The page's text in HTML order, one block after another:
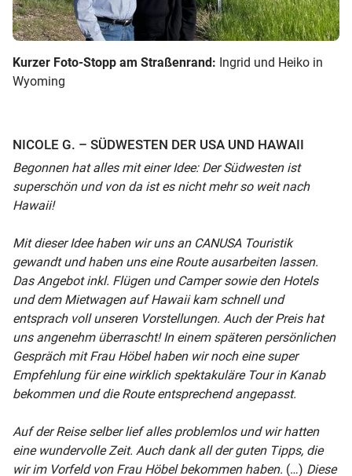
Kurzer Foto-Stopp am Straßenrand: Ingrid und Heiko in
Wyoming
NICOLE G. – SÜDWESTEN DER USA UND HAWAII
Begonnen hat alles mit einer Idee: Der Südwesten ist
superschön und von da ist es nicht mehr so weit nach
Hawaii!
Mit dieser Idee haben wir uns an CANUSA Touristik
gewandt und haben uns eine Route ausarbeiten lassen.
Das Angebot inkl. Flügen und Camper sowie den Hotels
und dem Mietwagen auf Hawaii kam schnell und
entsprach voll unseren Vorstellungen. Auch der Preis hat
uns angenehm überrascht! In einem späteren persönlichen
Gespräch mit Frau Höbel haben wir noch eine super
Empfehlung für eine wirklich spektakuläre Tour in Kanab
bekommen und die Route entsprechend angepasst.
Auf der Reise selber lief alles problemlos und wir hatten
eine wundervolle Zeit. Auch dank all der guten Tipps, die
wir im Vorfeld von Frau Höbel bekommen haben. (…) Diese